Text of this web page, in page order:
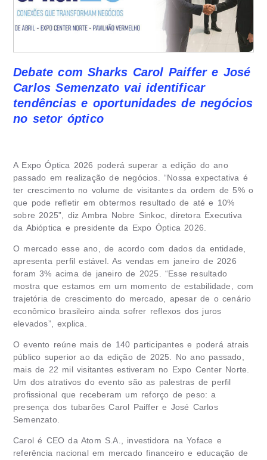
Debate com Sharks Carol Paiffer e José
Carlos Semenzato vai identificar
tendências e oportunidades de negócios
no setor óptico
A Expo Óptica 2026 poderá superar a edição do ano
passado em realização de negócios. “Nossa expectativa é
ter crescimento no volume de visitantes da ordem de 5% o
que pode refletir em obtermos resultado de até e 10%
sobre 2025”, diz Ambra Nobre Sinkoc, diretora Executiva
da Abióptica e presidente da Expo Óptica 2026.
O mercado esse ano, de acordo com dados da entidade,
apresenta perfil estável. As vendas em janeiro de 2026
foram 3% acima de janeiro de 2025. “Esse resultado
mostra que estamos em um momento de estabilidade, com
trajetória de crescimento do mercado, apesar de o cenário
econômico brasileiro ainda sofrer reflexos dos juros
elevados”, explica.
O evento reúne mais de 140 participantes e poderá atrais
público superior ao da edição de 2025. No ano passado,
mais de 22 mil visitantes estiveram no Expo Center Norte.
Um dos atrativos do evento são as palestras de perfil
profissional que receberam um reforço de peso: a
presença dos tubarões Carol Paiffer e José Carlos
Semenzato.
Carol é CEO da Atom S.A., investidora na Yoface e
referência nacional em mercado financeiro e educação de